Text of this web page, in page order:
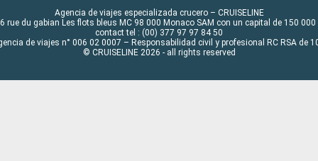
Agencia de viajes especializada crucero – CRUISELINE
rue du gabian Les flots bleus MC 98 000 Monaco SAM con un capital de 150 000
contact tel : (00) 377 97 97 84 50
de viajes n° 006 02 0007 – Responsabilidad civil y profesional RC RSA de
© CRUISELINE 2026 - all rights reserved